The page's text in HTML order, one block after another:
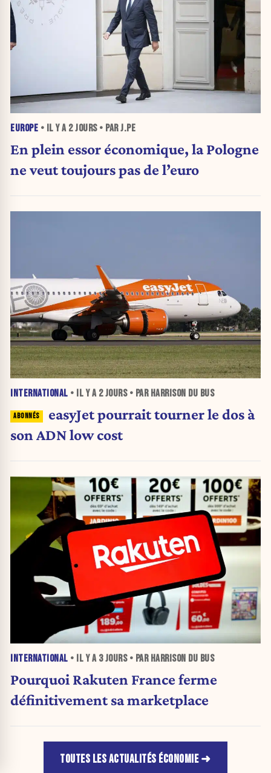
EUROPE • IL Y A 2 JOURS• PAR J.PE
En plein essor économique, la Pologne
ne veut toujours pas de l’euro
INTERNATIONAL • IL Y A 2 JOURS• PAR HARRISON DU BUS
easyJet pourrait tourner le dos à
son ADN low cost
INTERNATIONAL • IL Y A 3 JOURS• PAR HARRISON DU BUS
Pourquoi Rakuten France ferme
définitivement sa marketplace
TOUTES LES ACTUALITÉS ÉCONOMIE